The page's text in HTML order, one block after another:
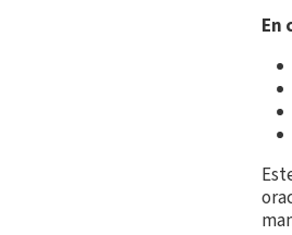
En